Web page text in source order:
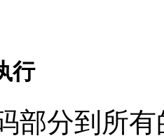
行
部分到所